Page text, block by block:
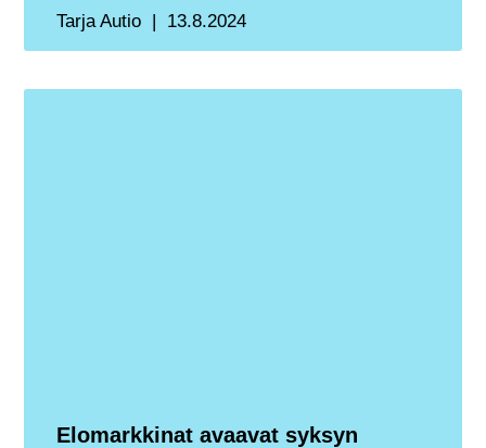
Tarja Autio 13.8.2024
Elomarkkinat avaavat syksyn